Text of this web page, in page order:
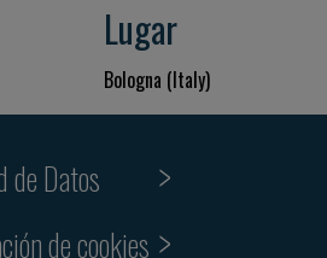
Lugar
Bologna (Italy)
de Datos
de cookies